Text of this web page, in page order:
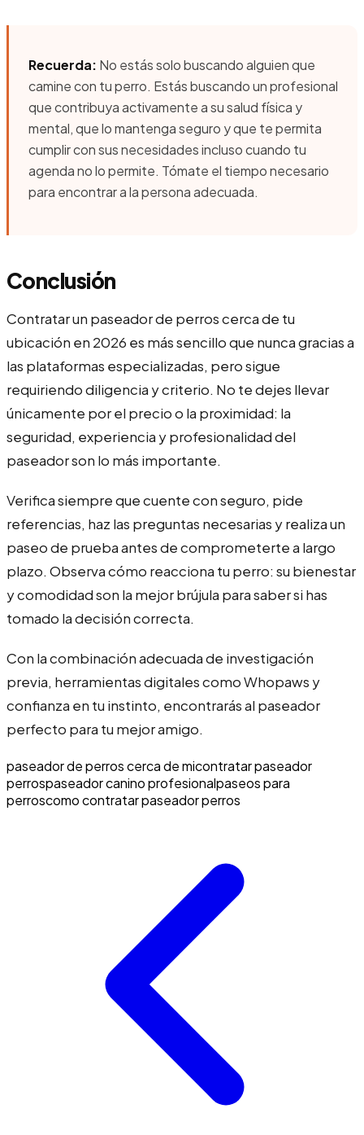
Recuerda: No estás solo buscando alguien que
camine con tu perro. Estás buscando un profesional
que contribuya activamente a su salud física y
mental, que lo mantenga seguro y que te permita
cumplir con sus necesidades incluso cuando tu
agenda no lo permite. Tómate el tiempo necesario
para encontrar a la persona adecuada.
Conclusión
Contratar un paseador de perros cerca de tu
ubicación en 2026 es más sencillo que nunca gracias a
las plataformas especializadas, pero sigue
requiriendo diligencia y criterio. No te dejes llevar
únicamente por el precio o la proximidad: la
seguridad, experiencia y profesionalidad del
paseador son lo más importante.
Verifica siempre que cuente con seguro, pide
referencias, haz las preguntas necesarias y realiza un
paseo de prueba antes de comprometerte a largo
plazo. Observa cómo reacciona tu perro: su bienestar
y comodidad son la mejor brújula para saber si has
tomado la decisión correcta.
Con la combinación adecuada de investigación
previa, herramientas digitales como Whopaws y
confianza en tu instinto, encontrarás al paseador
perfecto para tu mejor amigo.
paseador de perros cerca de micontratar paseador
perrospaseador canino profesionalpaseos para
perroscomo contratar paseador perros